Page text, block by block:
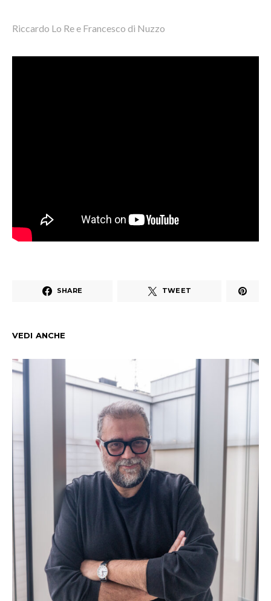
Riccardo Lo Re e Francesco di Nuzzo
SHARE TWEET
VEDI ANCHE